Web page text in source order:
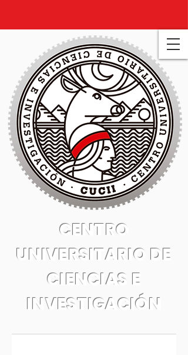
CENTRO
UNIVERSITARIO DE
CIENCIAS E
INVESTIGACIÓN